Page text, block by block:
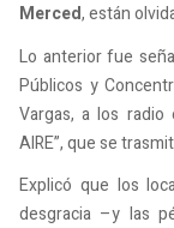
Merced, están
Lo anterior fue
Públicos y
Vargas, a los radio
AIRE”, que se
Explicó que los
desgracia –y las